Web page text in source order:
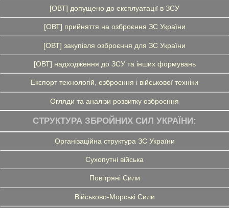
[ОВТ] допущено до експлуатації в ЗСУ
[ОВТ] прийняття на озброєння ЗС України
[ОВТ] закупівля озброєння для ЗС України
[ОВТ] надходження до ЗСУ та інших формувань
Експорт технологій, озброєння і військової техніки
Огляди та аналізи розвитку озброєння
СТРУКТУРА ЗБРОЙНИХ СИЛ УКРАЇНИ:
Організаційна структура ЗС України
Сухопутні війська
Повітряні Сили
Військово-Морські Сили